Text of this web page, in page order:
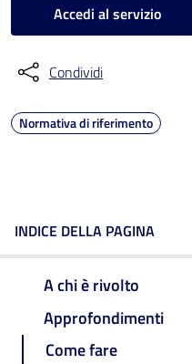
Accedi al servizio
Condividi
Normativa di riferimento
INDICE DELLA PAGINA
A chi è rivolto
Approfondimenti
Come fare